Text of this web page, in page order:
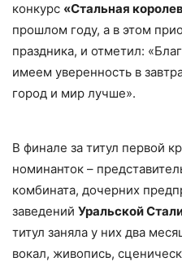
конкурс «Стальная
прошлом году, а в этом
праздника, и отметил:
имеем уверенность в
город и мир лучше».
В финале за титул первой
номинанток –
комбината, дочерних
заведений Уральской
титул заняла у них два
вокал, живопись,